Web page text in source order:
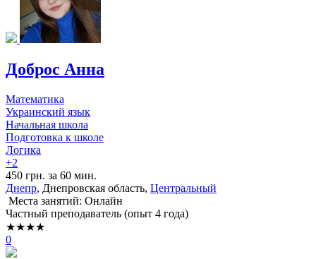
Доброс Анна
Математика
Украинский язык
Начальная школа
Подготовка к школе
Логика
+2
450 грн. за 60 мин.
Днепр, Днепровская область, Центральный
Места занятий: Онлайн
Частный преподаватель (опыт 4 года)
★★★★
0